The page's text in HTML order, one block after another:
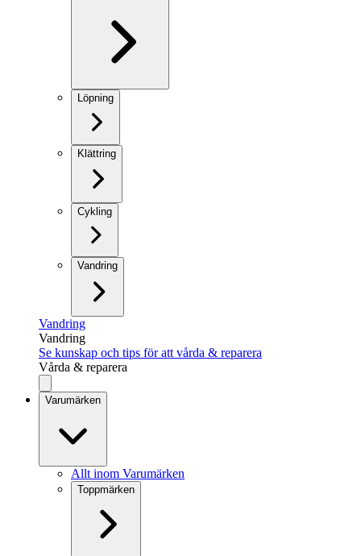
Löpning
Klättring
Cykling
Vandring
Vandring
Vandring
Se kunskap och tips för att vårda & reparera
Vårda & reparera
Varumärken
Allt inom Varumärken
Toppmärken